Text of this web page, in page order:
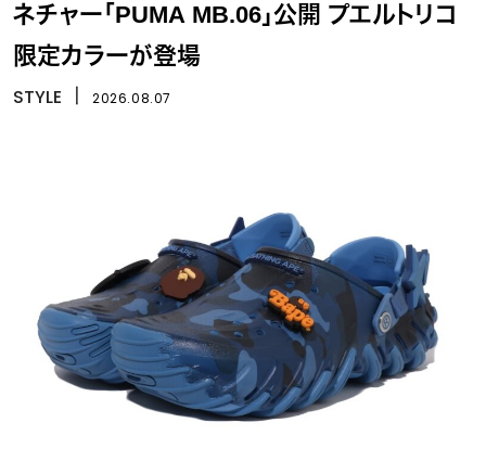
ネチャー「PUMA MB.06」公開 プエルトリコ
限定カラーが登場
STYLE 2026.08.07